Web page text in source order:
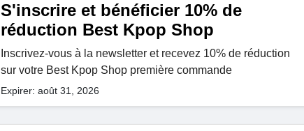
S'inscrire et bénéficier 10% de
réduction Best Kpop Shop
Inscrivez-vous à la newsletter et recevez 10% de réduction
sur votre Best Kpop Shop première commande
Expirer: août 31, 2026